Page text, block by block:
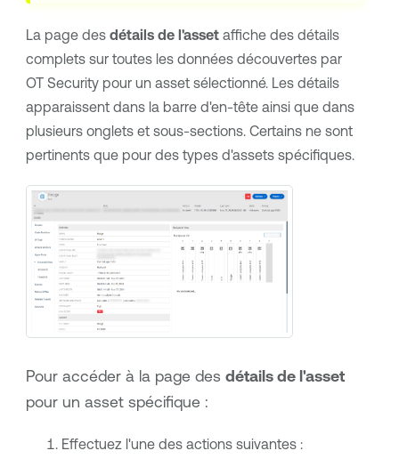
La page des détails de l'assetaffiche des détails
complets sur toutes les données découvertes par
OT Securitypour un asset sélectionné. Les détails
apparaissent dans la barre d'en-tête ainsi que dans
plusieurs onglets et sous-sections. Certains ne sont
pertinents que pour des types d'assets spécifiques.
Pour accéder à la page des détails de l'asset
pour un asset spécifique :
Effectuez l'une des actions suivantes :